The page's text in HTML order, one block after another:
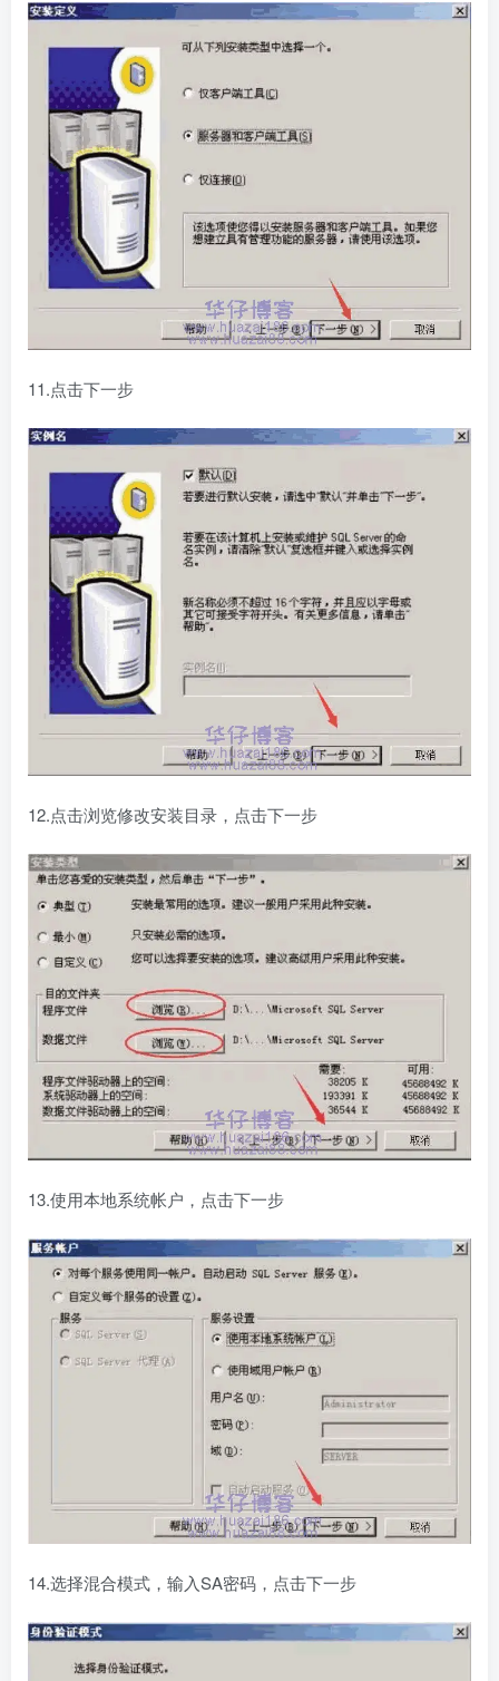
11.点击下一步
12.点击浏览修改安装目录，点击下一步
13.使用本地系统帐户，点击下一步
14.选择混合模式，输入SA密码，点击下一步